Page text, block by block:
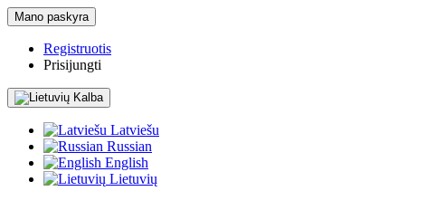
Mano paskyra
Registruotis
Prisijungti
Kalba
Latviešu
Russian
English
Lietuvių